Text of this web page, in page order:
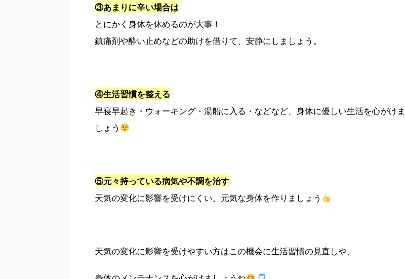
③あまりに辛い場合は
とにかく身体を休めるのが大事！
鎮痛剤や酔い止めなどの助けを借りて、安静にしましょう。
④生活習慣を整える
早寝早起き・ウォーキング・湯船に入る・などなど、身体に優しい生活を心がけま
しょう
⑤元々持っている病気や不調を治す
天気の変化に影響を受けにくい、元気な身体を作りましょう
天気の変化に影響を受けやすい方はこの機会に生活習慣の見直しや、